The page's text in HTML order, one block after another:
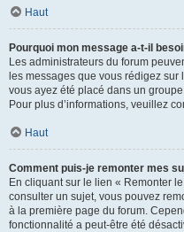
Haut
Pourquoi mon message a-t-il
Les administrateurs du forum
les messages que vous rédigez
vous ayez été placé dans un
Pour plus d’informations, veuillez
Haut
Comment puis-je remonter mes
En cliquant sur le lien « Remonter
consulter un sujet, vous pouvez
à la première page du forum.
fonctionnalité a peut-être été